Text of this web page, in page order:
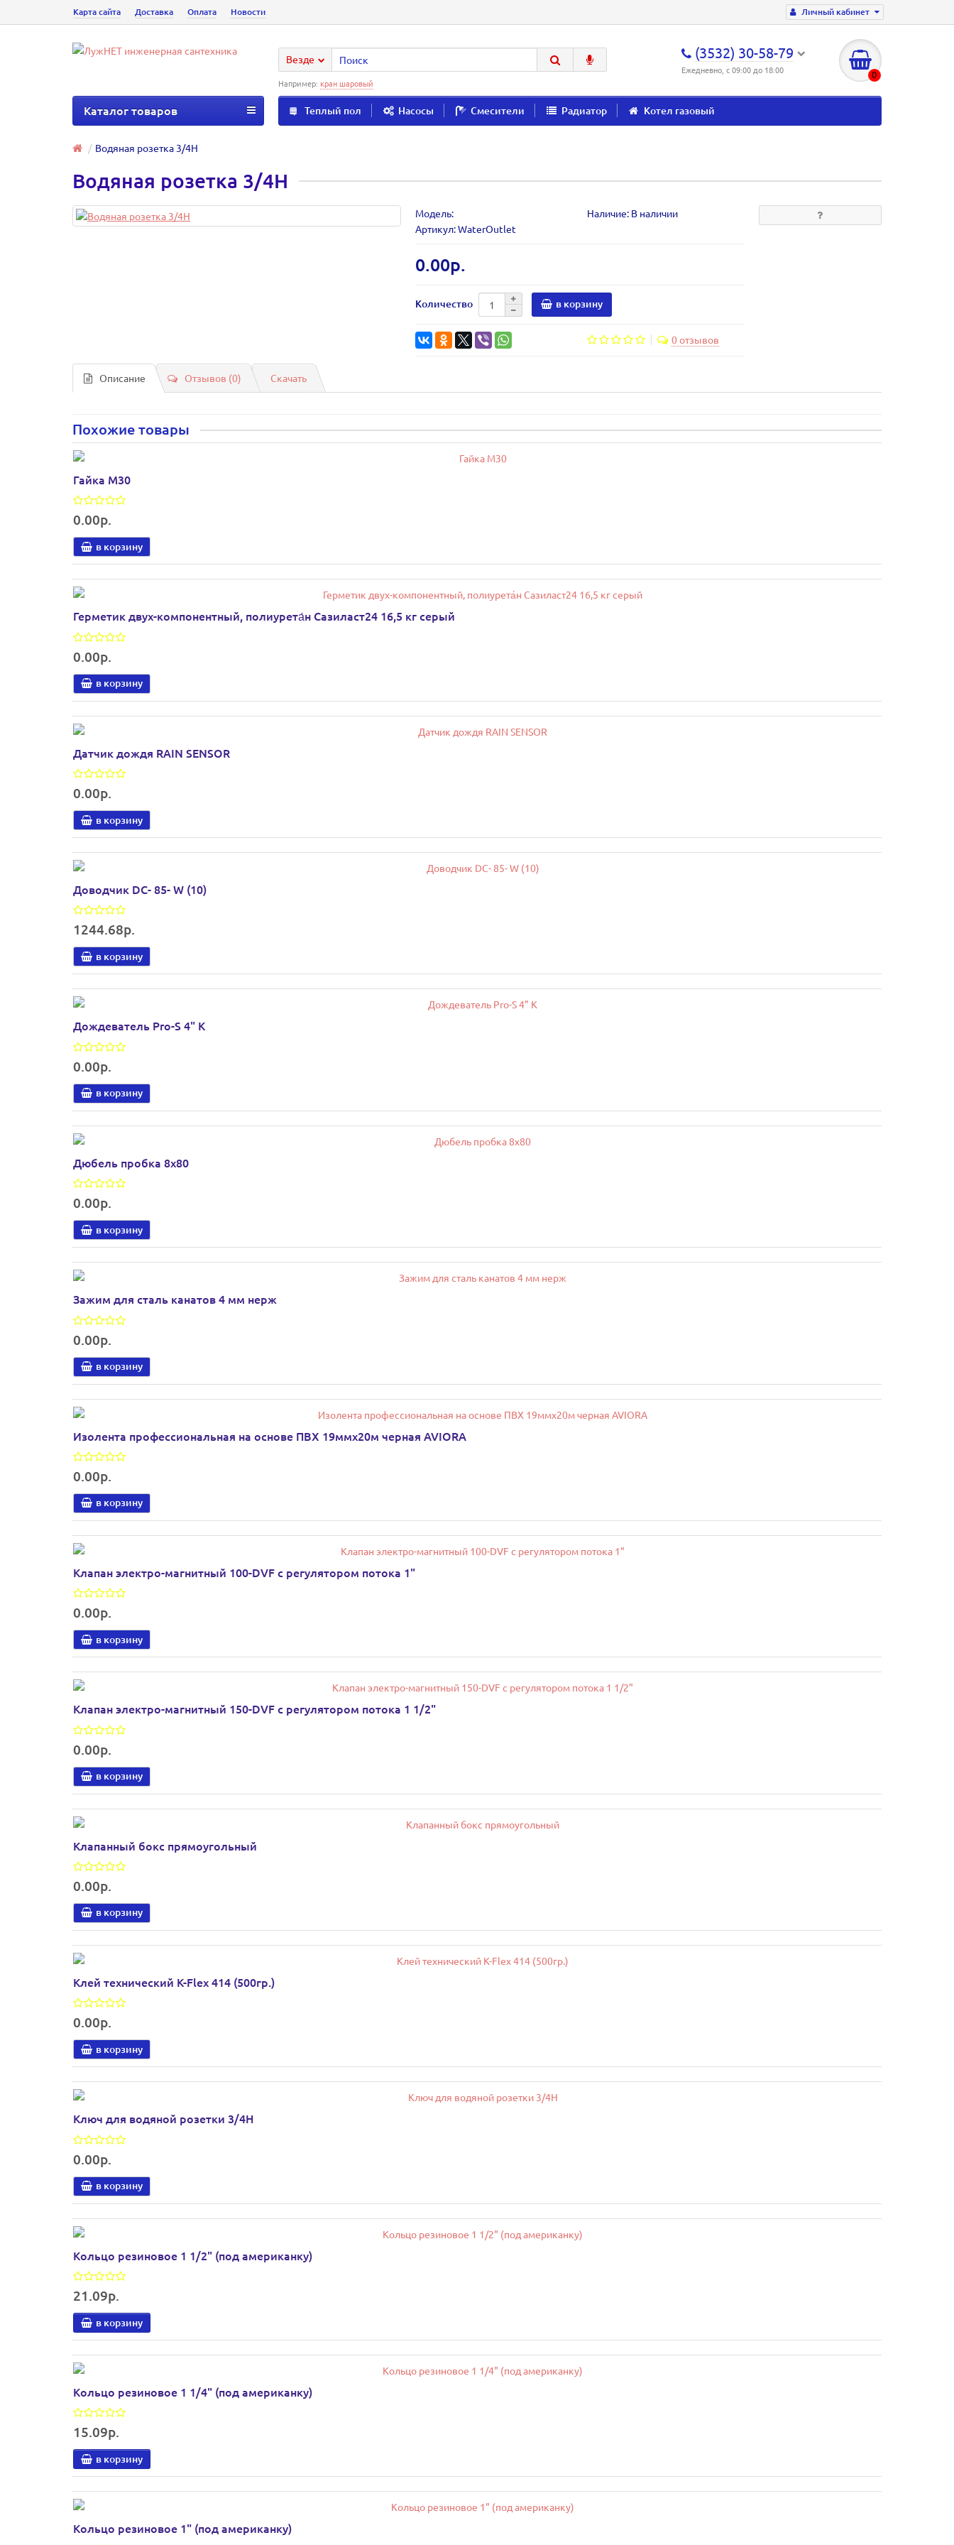
Личный кабинет
Карта сайта Доставка Оплата Новости
(3532) 30-58-79
Ежедневно, с 09:00 до 18:00 0
Везде
Например: кран шаровый
Теплый пол Насосы Смесители Радиатор Котел газовый
Каталог товаров
Водяная розетка 3/4Н
Водяная розетка 3/4Н
Модель:
Наличие: В наличии
Артикул: WaterOutlet
0.00р.
Количество в корзину
0 отзывов
Описание Отзывов (0) Скачать
Похожие товары
Гайка М30
0.00р.
в корзину
Герметик двух-компонентный, полиурета́н Сазиласт24 16,5 кг серый
0.00р.
в корзину
Датчик дождя RAIN SENSOR
0.00р.
в корзину
Доводчик DC- 85- W (10)
1244.68р.
в корзину
Дождеватель Pro-S 4" K
0.00р.
в корзину
Дюбель пробка 8х80
0.00р.
в корзину
Зажим для сталь канатов 4 мм нерж
0.00р.
в корзину
Изолента профессиональная на основе ПВХ 19ммх20м черная AVIORA
0.00р.
в корзину
Клапан электро-магнитный 100-DVF с регулятором потока 1"
0.00р.
в корзину
Клапан электро-магнитный 150-DVF с регулятором потока 1 1/2"
0.00р.
в корзину
Клапанный бокс прямоугольный
0.00р.
в корзину
Клей технический K-Flex 414 (500гр.)
0.00р.
в корзину
Ключ для водяной розетки 3/4Н
0.00р.
в корзину
Кольцо резиновое 1 1/2" (под американку)
21.09р.
в корзину
Кольцо резиновое 1 1/4" (под американку)
15.09р.
в корзину
Кольцо резиновое 1" (под американку)